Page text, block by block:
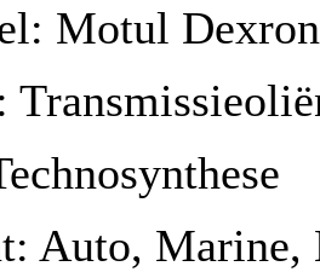
Motul
Auto, Marine,